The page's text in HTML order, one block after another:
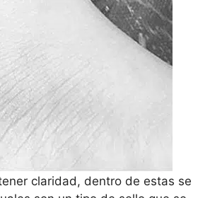
claridad, dentro de estas se